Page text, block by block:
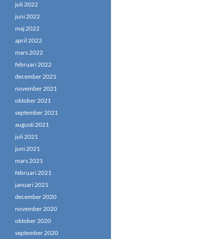
juli 2022
juni 2022
maj 2022
april 2022
mars 2022
februari 2022
december 2021
november 2021
oktober 2021
september 2021
augusti 2021
juli 2021
juni 2021
mars 2021
februari 2021
januari 2021
december 2020
november 2020
oktober 2020
september 2020